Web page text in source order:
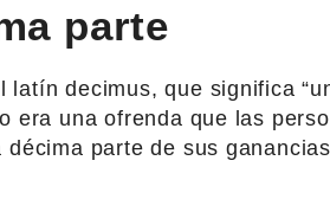
parte
latín decimus, que significa
era una ofrenda que las
parte de sus